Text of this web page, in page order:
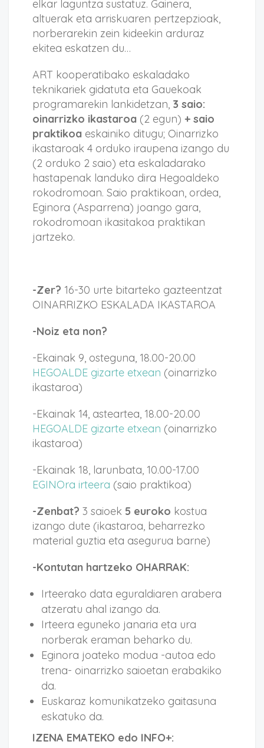
elkar laguntza sustatuz. Gainera,
altuerak eta arriskuaren pertzepzioak,
norberarekin zein kideekin arduraz
ekitea eskatzen du…
ART kooperatibako eskaladako
teknikariek gidatuta eta Gauekoak
programarekin lankidetzan, 3 saio:
oinarrizko ikastaroa (2 egun) + saio
praktikoa eskainiko ditugu; Oinarrizko
ikastaroak 4 orduko iraupena izango du
(2 orduko 2 saio) eta eskaladarako
hastapenak landuko dira Hegoaldeko
rokodromoan. Saio praktikoan, ordea,
Eginora (Asparrena) joango gara,
rokodromoan ikasitakoa praktikan
jartzeko.
-Zer? 16-30 urte bitarteko gazteentzat
OINARRIZKO ESKALADA IKASTAROA
-Noiz eta non?
-Ekainak 9, osteguna, 18.00-20.00
HEGOALDE gizarte etxean (oinarrizko
ikastaroa)
-Ekainak 14, asteartea, 18.00-20.00
HEGOALDE gizarte etxean (oinarrizko
ikastaroa)
-Ekainak 18, larunbata, 10.00-17.00
EGINOra irteera (saio praktikoa)
-Zenbat? 3 saioek 5 euroko kostua
izango dute (ikastaroa, beharrezko
material guztia eta asegurua barne)
-Kontutan hartzeko OHARRAK:
Irteerako data eguraldiaren arabera
atzeratu ahal izango da.
Irteera eguneko janaria eta ura
norberak eraman beharko du.
Eginora joateko modua -autoa edo
trena- oinarrizko saioetan erabakiko
da.
Euskaraz komunikatzeko gaitasuna
eskatuko da.
IZENA EMATEKO edo INFO+: